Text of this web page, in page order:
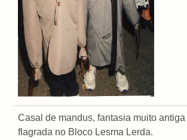
Casal de mandus, fantasia muito
flagrada no Bloco Lesma Lerda.